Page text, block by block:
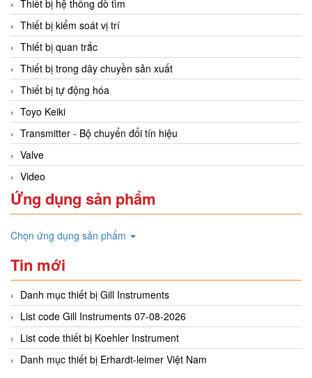
Thiết bị hệ thống dò tìm
Thiết bị kiểm soát vị trí
Thiết bị quan trắc
Thiết bị trong dây chuyền sản xuất
Thiết bị tự động hóa
Toyo Keiki
Transmitter - Bộ chuyển đổi tín hiệu
Valve
Video
Ứng dụng sản phẩm
Chọn ứng dụng sản phẩm
Tin mới
Danh mục thiết bị Gill Instruments
List code Gill Instruments 07-08-2026
List code thiết bị Koehler Instrument
Danh mục thiết bị Erhardt-leimer Việt Nam